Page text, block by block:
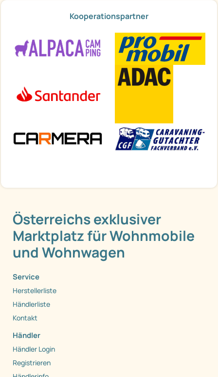
Kooperationspartner
Österreichs exklusiver
Marktplatz für Wohnmobile
und Wohnwagen
Service
Herstellerliste
Händlerliste
Kontakt
Händler
Händler Login
Registrieren